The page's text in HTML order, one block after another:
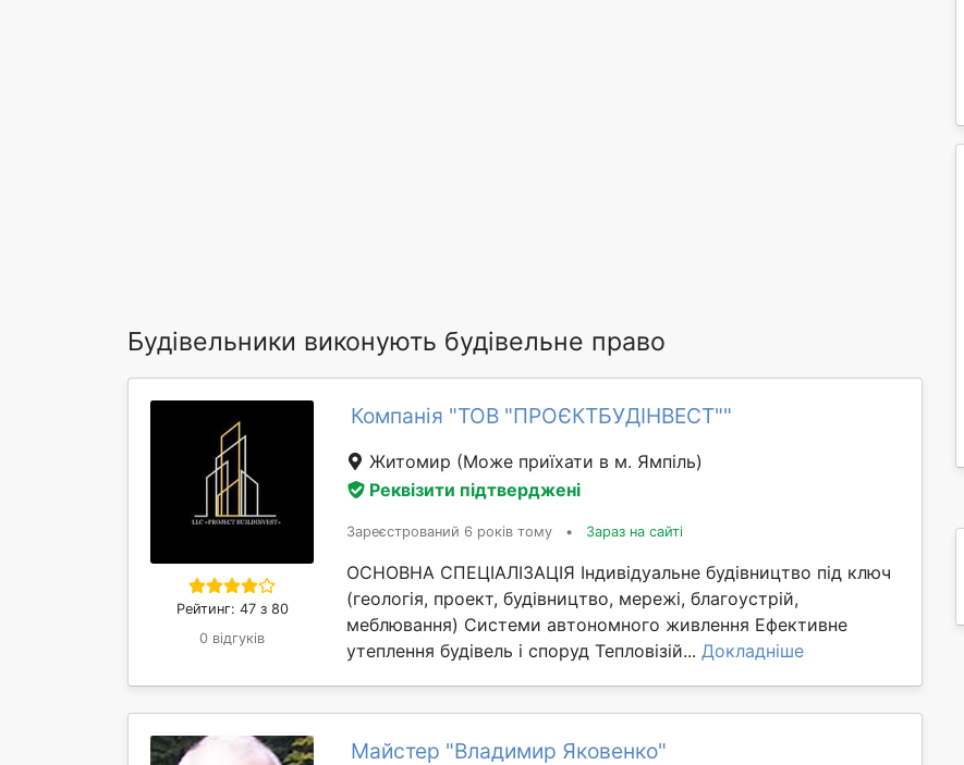
Будівельники виконують будівельне право
Рейтинг: 47 з 80
0 відгуків
Компанія "ТОВ "ПРОЄКТБУДІНВЕСТ""
Житомир (Може приїхати в м. Ямпіль)
Реквізити підтверджені
Зареєстрований 6 років тому • Зараз на сайті
ОСНОВНА СПЕЦІАЛІЗАЦІЯ Індивідуальне будівництво під ключ
(геологія, проект, будівництво, мережі, благоустрій,
меблювання) Системи автономного живлення Ефективне
утеплення будівель і споруд Тепловізій... Докладніше
Майстер "Владимир Яковенко"